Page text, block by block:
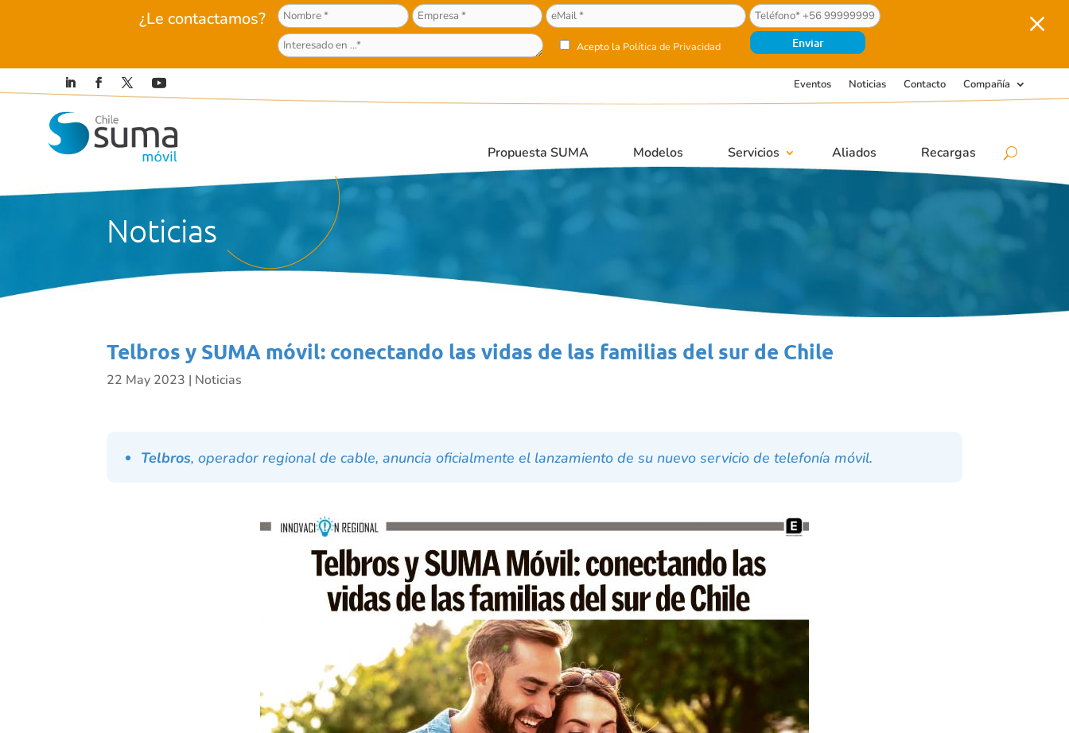
¿Le contactamos?
Acepto la Política de Privacidad
M
Eventos Noticias Contacto Compañía
Propuesta SUMA Modelos Servicios Aliados Recargas
Noticias
Telbros y SUMA móvil: conectando las vidas de las familias del sur de Chile
22 May 2023 | Noticias
Telbros, operador regional de cable, anuncia oficialmente el lanzamiento de su nuevo servicio de telefonía móvil.